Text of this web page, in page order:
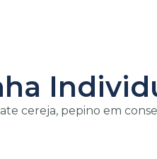
cereja, pepino em